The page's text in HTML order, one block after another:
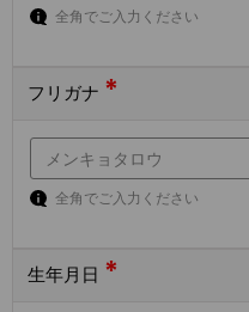
全角でご入力ください
フリガナ *
全角でご入力ください
生年月日 *